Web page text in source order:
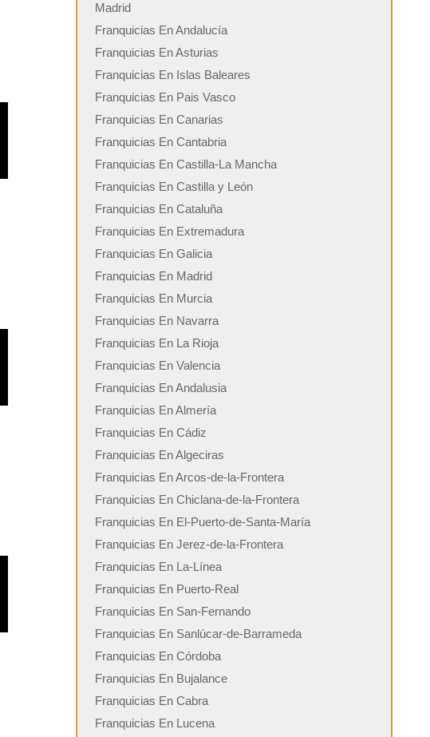
Madrid
Franquicias En Andalucía
Franquicias En Asturias
Franquicias En Islas Baleares
Franquicias En Pais Vasco
Franquicias En Canarias
Franquicias En Cantabria
Franquicias En Castilla-La Mancha
Franquicias En Castilla y León
Franquicias En Cataluña
Franquicias En Extremadura
Franquicias En Galicia
Franquicias En Madrid
Franquicias En Murcia
Franquicias En Navarra
Franquicias En La Rioja
Franquicias En Valencia
Franquicias En Andalusia
Franquicias En Almería
Franquicias En Cádiz
Franquicias En Algeciras
Franquicias En Arcos-de-la-Frontera
Franquicias En Chiclana-de-la-Frontera
Franquicias En El-Puerto-de-Santa-María
Franquicias En Jerez-de-la-Frontera
Franquicias En La-Línea
Franquicias En Puerto-Real
Franquicias En San-Fernando
Franquicias En Sanlúcar-de-Barrameda
Franquicias En Córdoba
Franquicias En Bujalance
Franquicias En Cabra
Franquicias En Lucena